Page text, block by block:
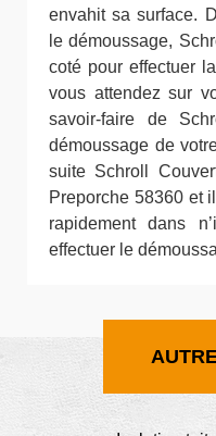
envahit sa surface.
le démoussage,
coté pour effectuer
vous attendez sur
savoir-faire de
démoussage de
suite Schroll
Preporche 58360 et
rapidement dans
effectuer le